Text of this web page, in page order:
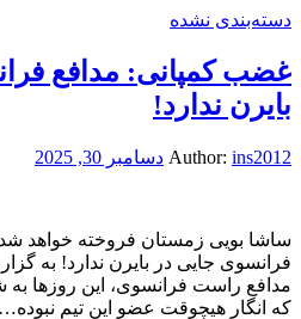
دسته‌بندی نشده
غضب کمپانی: مدافع
بایرن ندارد!
Author: ins2012 دسامبر 30, 2025
ساشا بویی زمستان فروخته خواهد
فرانسوی جایی در بایرن ندارد! به
مدافع راست فرانسوی، این روزها به
که انگار هیچوقت عضو این تیم نبوده…